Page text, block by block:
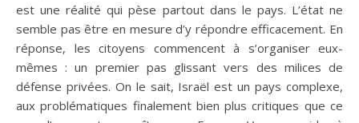
est une réalité qui pèse partout dans le pays. L’état ne
semble pas être en mesure d’y répondre efficacement. En
réponse, les citoyens commencent à s’organiser eux-
mêmes : un premier pas glissant vers des milices de
défense privées. On le sait, Israël est un pays complexe,
aux problématiques finalement bien plus critiques que ce